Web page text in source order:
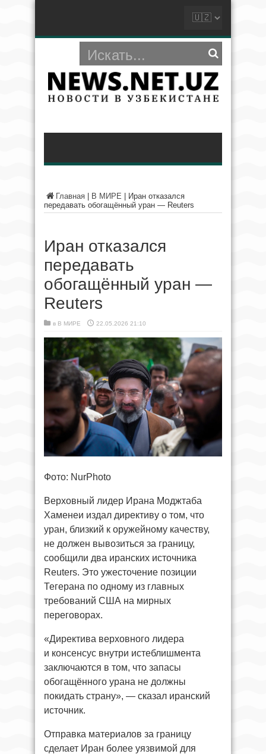
Главная В МИРЕ
Иран отказался
передавать обогащённый уран — Reuters
Иран отказался
передавать
обогащённый уран —
Reuters
в В МИРЕ 22.05.2026 21:10
Фото: NurPhoto
Верховный лидер Ирана Моджтаба
Хаменеи издал директиву о том, что
уран, близкий к оружейному качеству,
не должен вывозиться за границу,
сообщили два иранских источника
Reuters. Это ужесточение позиции
Тегерана по одному из главных
требований США на мирных
переговорах.
«Директива верховного лидера
и консенсус внутри истеблишмента
заключаются в том, что запасы
обогащённого урана не должны
покидать страну», — сказал иранский
источник.
Отправка материалов за границу
сделает Иран более уязвимой для